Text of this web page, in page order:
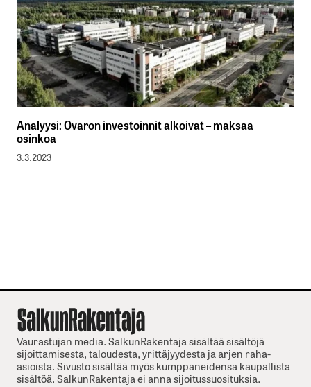
Analyysi: Ovaron investoinnit alkoivat – maksaa
osinkoa
3.3.2023
Vaurastujan media. SalkunRakentaja sisältää sisältöjä
sijoittamisesta, taloudesta, yrittäjyydesta ja arjen raha-
asioista. Sivusto sisältää myös kumppaneidensa kaupallista
sisältöä. SalkunRakentaja ei anna sijoitussuosituksia.